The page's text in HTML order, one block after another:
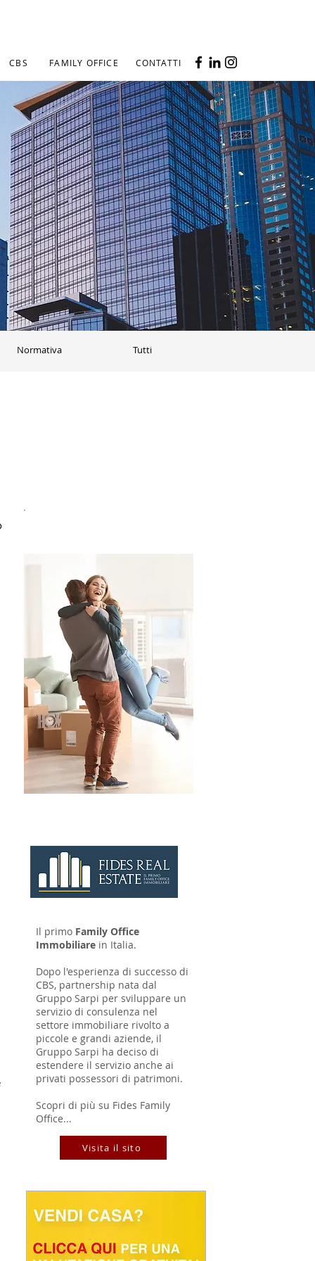
CBS FAMILY OFFICE CONTATTI
Normativa Tutti
Il primo Family Office
Immobiliare in Italia.
Dopo l'esperienza di successo di
CBS, partnership nata dal
Gruppo Sarpi per sviluppare un
servizio di consulenza nel
settore immobiliare rivolto a
piccole e grandi aziende, il
Gruppo Sarpi ha deciso di
estendere il servizio anche ai
privati possessori di patrimoni.
Scopri di più su Fides Family
Office...
Visita il sito